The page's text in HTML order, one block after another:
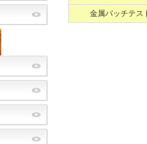
金属パッチテス